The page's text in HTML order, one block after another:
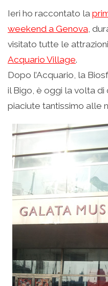
Ieri ho raccontato la
weekend a Genova ,
visitato tutte le
Acquario Village.
Dopo l’Acquario, la
il Bigo, è oggi la volta
piaciute tantissimo alle